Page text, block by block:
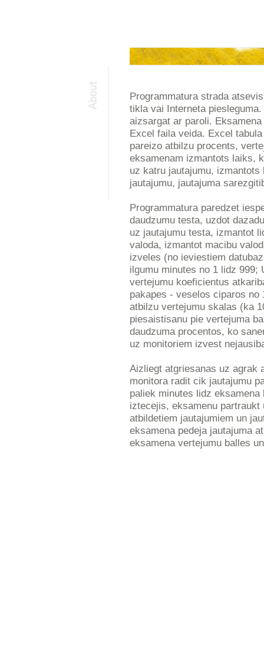
Programmatura strada
tikla vai Interneta
aizsargat ar paroli.
Excel faila veida. Excel
pareizo atbilzu procents,
eksamenam izmantots laiks,
uz katru jautajumu,
jautajumu, jautajuma
Programmatura paredzet
daudzumu testa, uzdot
uz jautajumu testa, izmantot
valoda, izmantot macibu
izveles (no ieviestiem
ilgumu minutes no 1 lidz 999;
vertejumu koeficientus
pakapes - veselos ciparos
atbilzu vertejumu skalas (ka
piesaistisanu pie vertejuma
daudzuma procentos, ko
uz monitoriem izvest
Aizliegt atgriesanas uz agrak
monitora radit cik jautajumu
paliek minutes lidz
iztecejis, eksamenu
atbildetiem jautajumiem un
eksamena pedeja jautajuma
eksamena vertejumu balles